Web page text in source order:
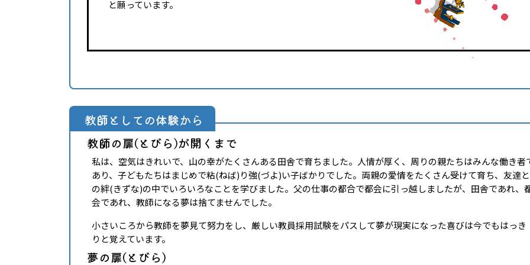
と願っています。
教師としての体験から
教師の扉(とびら)が開くまで
私は、空気はきれいで、山の幸がたくさんある田舎で育ちました。人情が厚く、周りの親たちはみんな働き者
あり、子どもたちはまじめで粘(ねば)り強(づよ)い子ばかりでした。両親の愛情をたくさん受けて育ち、友達と
の絆(きずな)の中でいろいろなことを学びました。父の仕事の都合で都会に引っ越しましたが、田舎であれ、
会であれ、教師になる夢は捨てませんでした。
小さいころから教師を夢見て努力をし、厳しい教員採用試験をパスして夢が現実になった喜びは今でもはっき
りと覚えています。
夢の扉(とびら)